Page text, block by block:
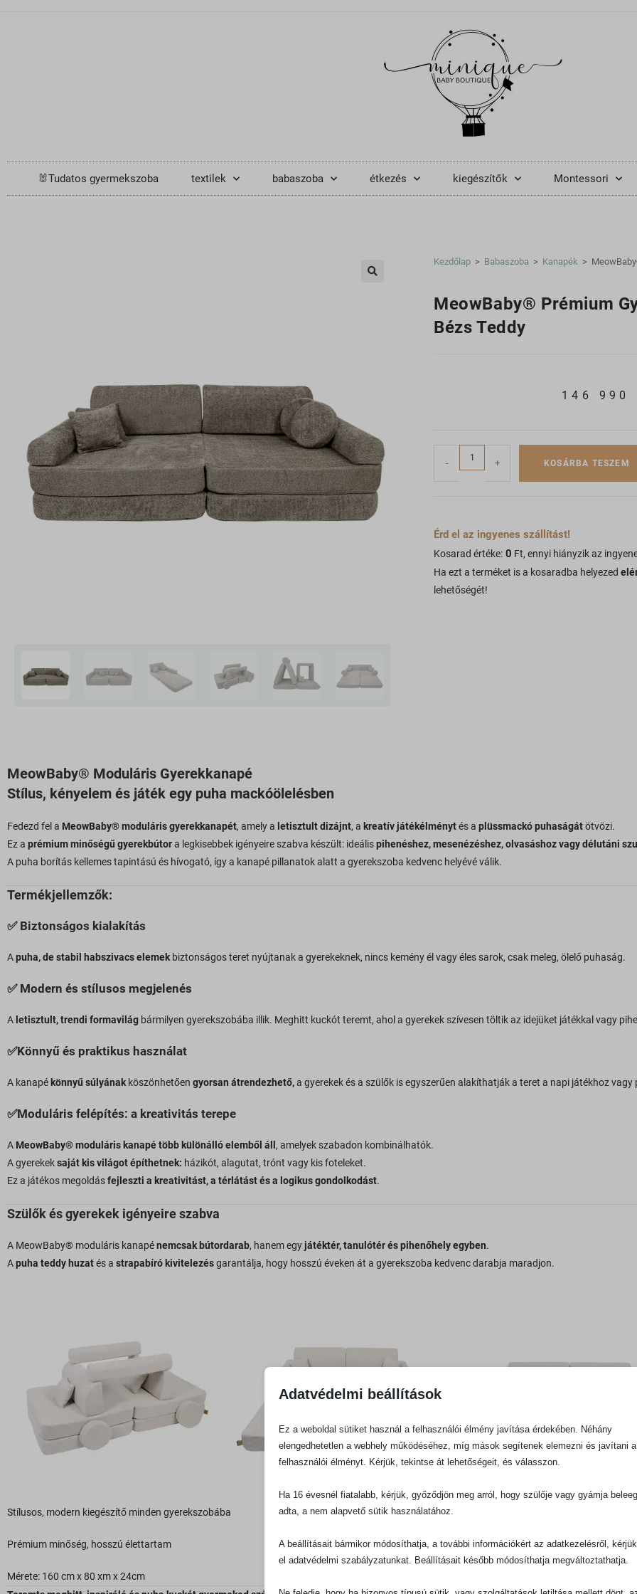
🐰Tudatos gyermekszoba textilek babaszoba étkezés kiegészítők Montessori
Kezdőlap > Babaszoba > Kanapék >
MeowBaby® Prémium
Bézs Teddy
146 990
- + KOSÁRBA TESZEM
Érd el az ingyenes szállítást!
Kosarad értéke: 0 Ft, ennyi hiányzik az
Ha ezt a terméket is a kosaradba helyezed
lehetőségét!
MeowBaby® Moduláris Gyerekkanapé
Stílus, kényelem és játék egy puha mackóölelésben
Fedezd fel a MeowBaby® moduláris gyerekkanapét, amely a letisztult dizájnt, a kreatív játékélménytés a plüssmackó puhaságátötvözi.
Ez a prémium minőségű gyerekbútora legkisebbek igényeire szabva készült: ideálispihenéshez, mesenézéshez, olvasáshoz vagy délutáni
A puha borítás kellemes tapintású és hívogató, így a kanapé pillanatok alatt a gyerekszoba kedvenc helyévé válik.
Termékjellemzők:
✅ Biztonságos kialakítás
Apuha, de stabil habszivacs elemekbiztonságos teret nyújtanak a gyerekeknek, nincs kemény él vagy éles sarok, csak meleg, ölelő puhaság.
✅ Modern és stílusos megjelenés
A letisztult, trendi formavilág bármilyen gyerekszobába illik. Meghitt kuckót teremt, ahol a gyerekek szívesen töltik az idejüket játékkal vagy
✅Könnyű és praktikus használat
A kanapé könnyű súlyánakköszönhetően gyorsan átrendezhető,a gyerekek és a szülők is egyszerűen alakíthatják a teret a napi játékhoz vagy
✅Moduláris felépítés: a kreativitás terepe
A MeowBaby® moduláris kanapé több különálló elemből áll , amelyek szabadon kombinálhatók.
A gyerekeksaját kis világot építhetnek: házikót, alagutat, trónt vagy kis foteleket.
Ez a játékos megoldásfejleszti a kreativitást, a térlátást és a logikus gondolkodást.
Szülők és gyerekek igényeire szabva
A MeowBaby® moduláris kanapénemcsak bútordarab, hanem egy játéktér, tanulótér és pihenőhely egyben.
Apuha teddy huzatés a strapabíró kivitelezésgarantálja, hogy hosszú éveken át a gyerekszoba kedvenc darabja maradjon.
Stílusos, modern kiegészítő minden gyerekszobába
Prémium minőség, hosszú élettartam
Mérete: 160 cm x 80 xm x 24cm
Adatvédelmi beállítások
Ez a weboldal sütiket használ a felhasználói élmény javítása érdekében. Néhány
elengedhetetlen a webhely működéséhez, míg mások segítenek elemezni és javítani a
felhasználói élményt. Kérjük, tekintse át lehetőségeit, és válasszon.
Ha 16 évesnél fiatalabb, kérjük, győződjön meg arról, hogy szülője vagy gyámja
adta, a nem alapvető sütik használatához.
A beállításait bármikor módosíthatja, a további információkért az adatkezelésről,
el adatvédelmi szabályzatunkat. Beállításait később módosíthatja megváltoztathatja.